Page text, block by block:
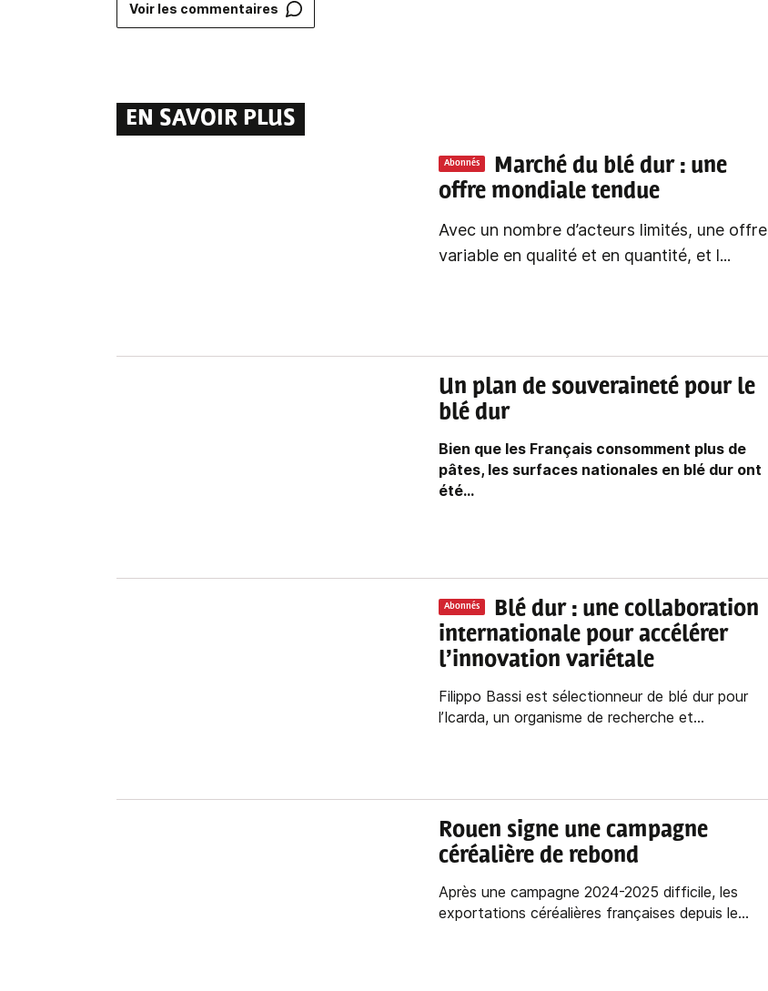
Voir les commentaires
EN SAVOIR PLUS
Abonnés Marché du blé dur : une
offre mondiale tendue
Avec un nombre d’acteurs limités, une offre
variable en qualité et en quantité, et l...
Un plan de souveraineté pour le
blé dur
Bien que les Français consomment plus de
pâtes, les surfaces nationales en blé dur ont
été...
Abonnés
Blé dur : une collaboration
internationale pour accélérer
l’innovation variétale
Filippo Bassi est sélectionneur de blé dur pour
l’Icarda, un organisme de recherche et...
Rouen signe une campagne
céréalière de rebond
Après une campagne 2024-2025 difficile, les
exportations céréalières françaises depuis le...